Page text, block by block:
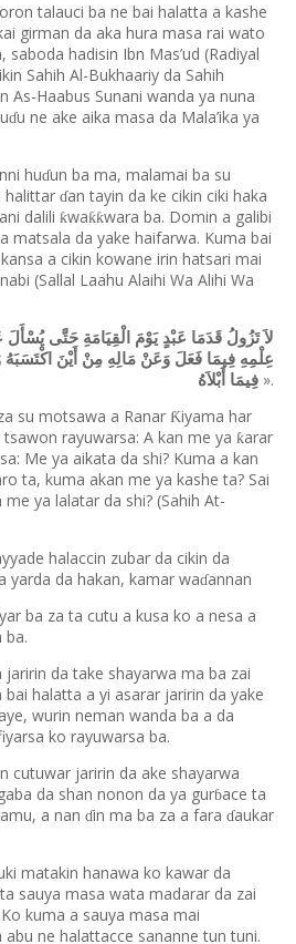
talauci ba ne bai halatta a kashe
girman da aka hura masa rai wato
saboda hadisin Ibn Mas’ud (Radiyal
Sahih Al-Bukhaariy da Sahih
As-Haabus Sunani wanda ya nuna
ɗu ne ake aika masa da Mala’ika ya
huɗun ba ma, malamai ba su
halittar ɗan tayin da ke cikin ciki haka
dalili ƙwaƙƙwara ba. Domin a galibi
matsala da yake haifarwa. Kuma bai
a cikin kowane irin hatsari mai
(Sallal Laahu Alaihi Wa Alihi Wa
لاَ تَزُولُ قَدَمَا عَبْدٍ يَوْمَ الْقِيَامَةِ حَتَّى
عِلْمِهِ فِيمَا فَعَلَ وَعَنْ مَالِهِ مِنْ أَيْنَ
فِيمَا أَبْلاَهُ ».
su motsawa a Ranar Ƙiyama har
rayuwarsa: A kan me ya ƙarar
Me ya aikata da shi? Kuma a kan
ta, kuma akan me ya kashe ta? Sai
ya lalatar da shi? (Sahih At-
halaccin zubar da cikin da
yarda da hakan, kamar waɗannan
ba za ta cutu a kusa ko a nesa a
ba.
jaririn da take shayarwa ma ba zai
halatta a yi asarar jaririn da yake
wurin neman wanda ba a da
ko rayuwarsa ba.
cutuwar jaririn da ake shayarwa
da shan nonon da ya gurɓace ta
a nan ɗin ma ba za a fara ɗaukar
matakin hanawa ko kawar da
sauya masa wata madarar da zai
kuma a sauya masa mai
abu ne halattacce sananne tun tuni.